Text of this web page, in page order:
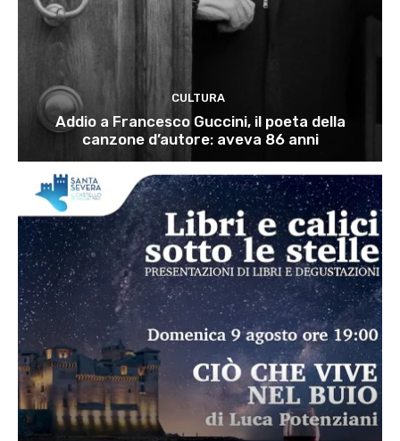
CULTURA
Addio a Francesco Guccini, il poeta della
canzone d’autore: aveva 86 anni